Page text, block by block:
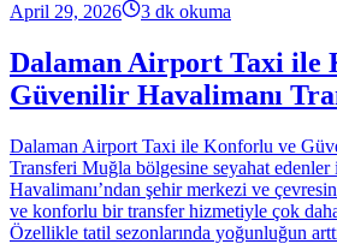
April 29, 2026
3 dk okuma
Dalaman Airport Taxi ile
Güvenilir Havalimanı
Dalaman Airport Taxi ile Konforlu ve
Transferi Muğla bölgesine seyahat edenler
Havalimanı’ndan şehir merkezi ve
ve konforlu bir transfer hizmetiyle çok
Özellikle tatil sezonlarında yoğunluğun